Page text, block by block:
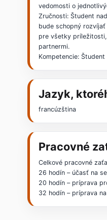
vedomosti o
Zručnosti: Študent
bude schopný
pre všetky
partnermi.
Kompetencie:
Jazyk,
francúzština
Pracovné
Celkové pracovné
26 hodín – účasť na
20 hodín – príprava
32 hodín – príprava